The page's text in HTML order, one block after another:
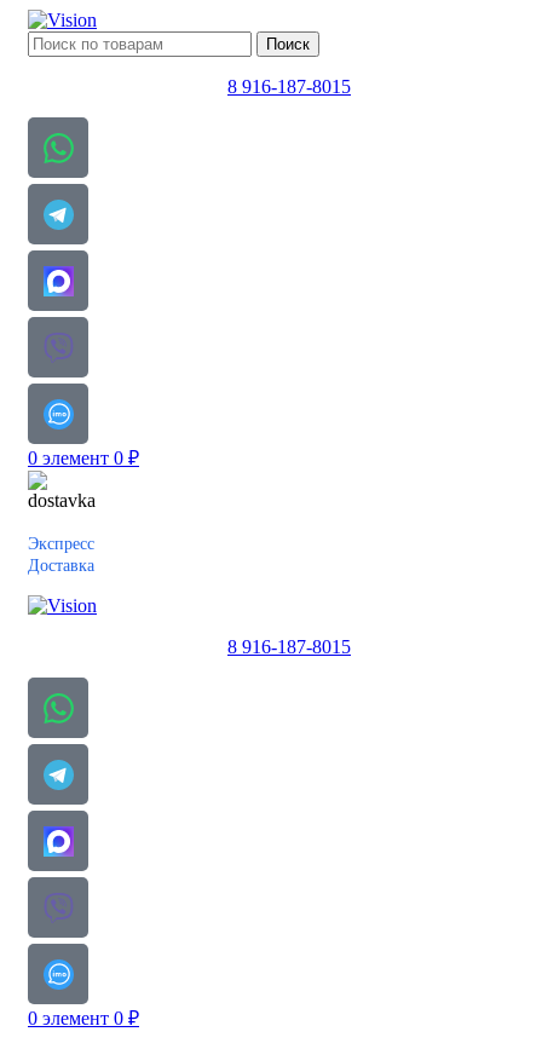
Поиск
8 916-187-8015
0 элемент 0 ₽
Экспресс
Доставка
8 916-187-8015
0 элемент 0 ₽